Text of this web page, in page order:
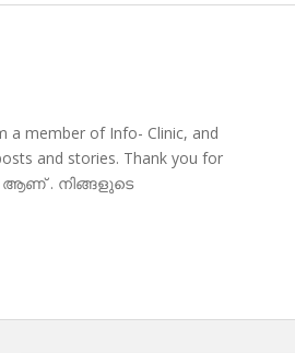
a member of Info- Clinic, and
and stories. Thank you for
ആണ് . നിങ്ങളുടെ